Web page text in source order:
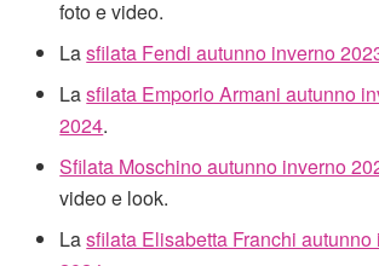
foto e video.
Lasfilata Fendi autunno inverno
Lasfilata Emporio Armani autunno
2024.
Sfilata Moschino autunno inverno
video e look.
Lasfilata Elisabetta Franchi autunno